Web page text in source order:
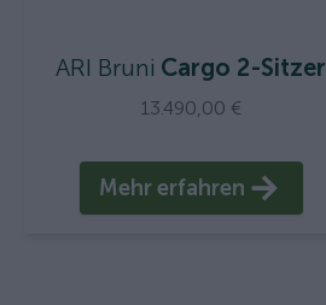
ARI Bruni Cargo 2-Sitzer
13.490,00 €
Mehr erfahren